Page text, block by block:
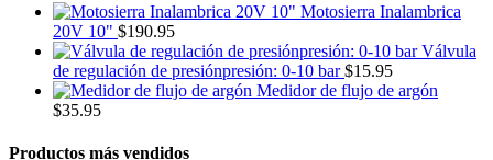
Motosierra Inalambrica
20V 10" $190.95
Válvula
de regulación de presiónpresión: 0-10 bar $15.95
Medidor de flujo de argón
$35.95
Productos más vendidos